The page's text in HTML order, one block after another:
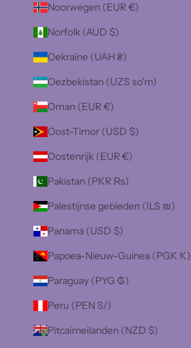
Noorwegen (EUR €)
Norfolk (AUD $)
Oekraïne (UAH ₴)
Oezbekistan (UZS so'm)
Oman (EUR €)
Oost-Timor (USD $)
Oostenrijk (EUR €)
Pakistan (PKR ₨)
Palestijnse gebieden (ILS ₪)
Panama (USD $)
Papoea-Nieuw-Guinea (PGK K)
Paraguay (PYG ₲)
Peru (PEN S/)
Pitcairneilanden (NZD $)